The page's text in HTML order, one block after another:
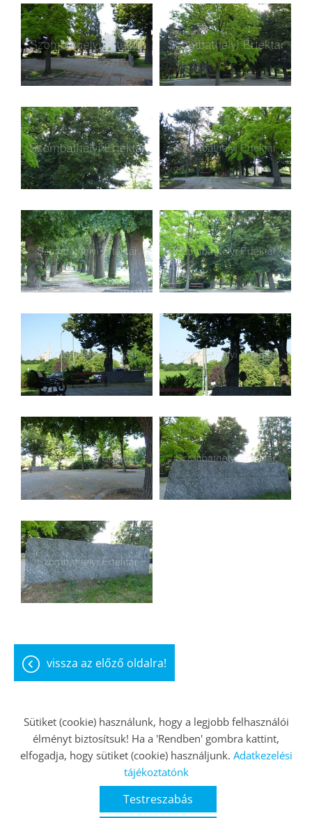
vissza az előző oldalra!
© 2026 - Minden jog fenntartva
Oldal információk
Adatkezelési tájékoztató
Impresszum
Sütik kezelése
Testreszabás
Sütiket (cookie) használunk, hogy a legjobb felhasználói
élményt biztosítsuk! Ha a 'Rendben' gombra kattint,
elfogadja, hogy sütiket (cookie) használjunk. Adatkezelési
tájékoztatónk